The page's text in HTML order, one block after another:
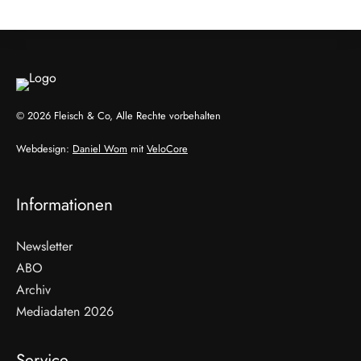
© 2026 Fleisch & Co, Alle Rechte vorbehalten
Webdesign: Daniel Wom mit VeloCore
Informationen
Newsletter
ABO
Archiv
Mediadaten 2026